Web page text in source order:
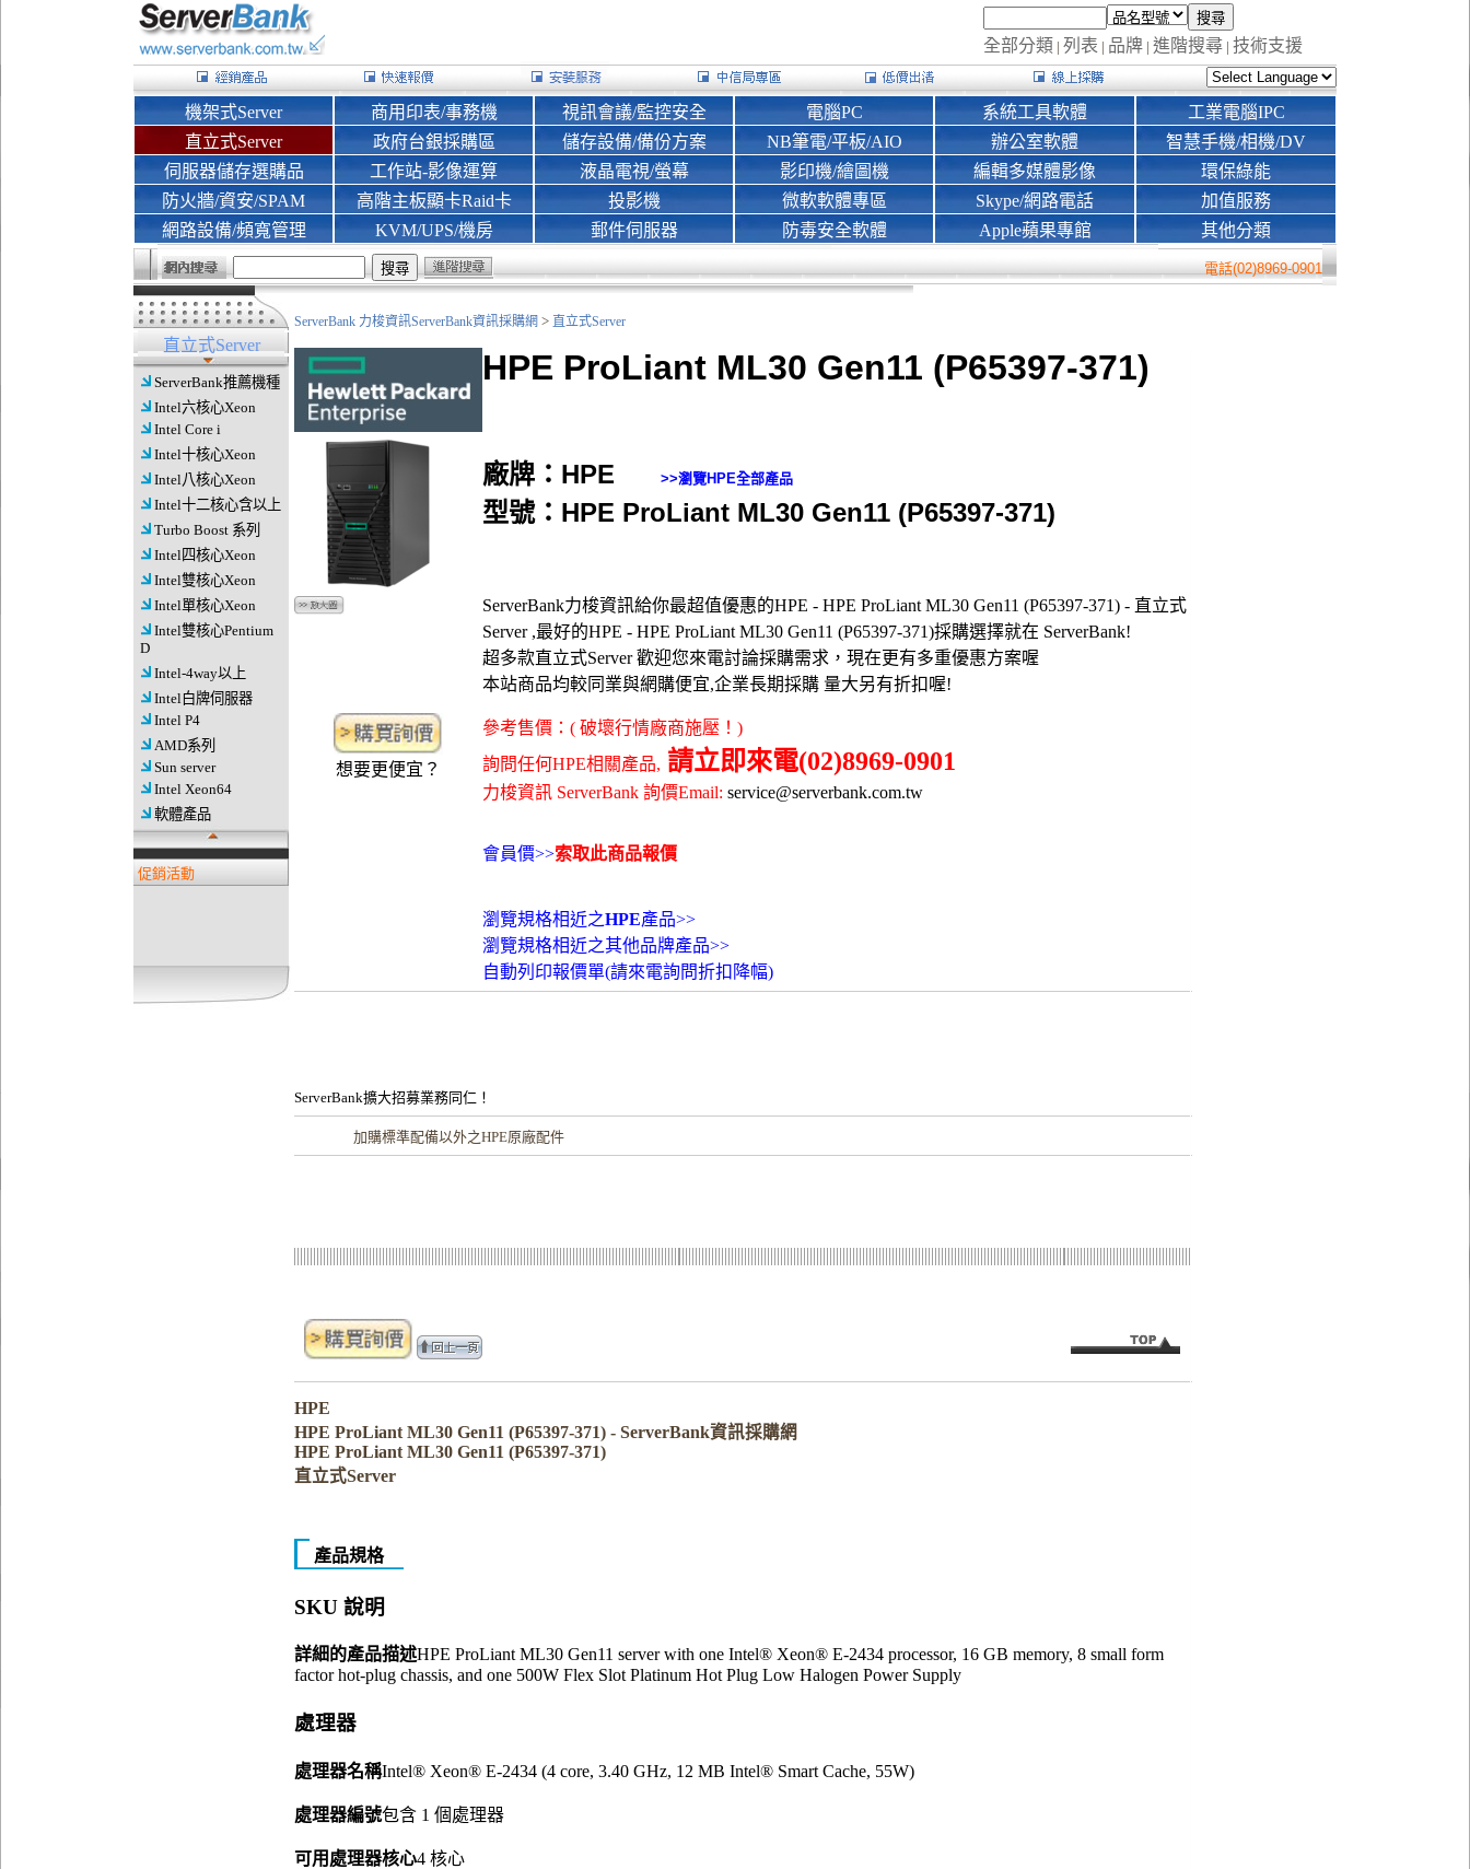
全部分類 | 列表 | 品牌 | 進階搜尋 | 技術支援
機架式Server
直立式Server
伺服器儲存選購品
防火牆/資安/SPAM
網路設備/頻寬管理
商用印表/事務機
政府台銀採購區
工作站-影像運算
高階主板顯卡Raid卡
KVM/UPS/機房
視訊會議/監控安全
儲存設備/備份方案
液晶電視/螢幕
投影機
郵件伺服器
電腦PC
NB筆電/平板/AIO
影印機/繪圖機
微軟軟體專區
防毒安全軟體
系統工具軟體
辦公室軟體
編輯多媒體影像
Skype/網路電話
Apple蘋果專館
工業電腦IPC
智慧手機/相機/DV
環保綠能
加值服務
其他分類
電話(02)8969-0901
直立式Server
ServerBank推薦機種
Intel六核心Xeon
Intel Core i
Intel十核心Xeon
Intel八核心Xeon
Intel十二核心含以上
Turbo Boost 系列
Intel四核心Xeon
Intel雙核心Xeon
Intel單核心Xeon
Intel雙核心Pentium
D
Intel-4way以上
Intel白牌伺服器
Intel P4
AMD系列
Sun server
Intel Xeon64
軟體產品
促銷活動
ServerBank 力梭資訊ServerBank資訊採購網 > 直立式Server
HPE ProLiant ML30 Gen11 (P65397-371)
廠牌：HPE >>瀏覽HPE全部產品
型號：HPE ProLiant ML30 Gen11 (P65397-371)
ServerBank力梭資訊給你最超值優惠的HPE - HPE ProLiant ML30 Gen11 (P65397-371) - 直立式
Server ,最好的HPE - HPE ProLiant ML30 Gen11 (P65397-371)採購選擇就在 ServerBank!
超多款直立式Server 歡迎您來電討論採購需求，現在更有多重優惠方案喔
本站商品均較同業與網購便宜,企業長期採購 量大另有折扣喔!
想要更便宜？
參考售價：( 破壞行情廠商施壓！)
詢問任何HPE相關產品, 請立即來電(02)8969-0901
力梭資訊 ServerBank 詢價Email: service@serverbank.com.tw
會員價>>索取此商品報價
瀏覽規格相近之HPE產品>>
瀏覽規格相近之其他品牌產品>>
自動列印報價單(請來電詢問折扣降幅)
ServerBank擴大招募業務同仁！
加購標準配備以外之HPE原廠配件
HPE
HPE ProLiant ML30 Gen11 (P65397-371) - ServerBank資訊採購網
HPE ProLiant ML30 Gen11 (P65397-371)
直立式Server
產品規格
SKU 說明
詳細的產品描述HPE ProLiant ML30 Gen11 server with one Intel® Xeon® E-2434 processor, 16 GB memory, 8 small form
factor hot-plug chassis, and one 500W Flex Slot Platinum Hot Plug Low Halogen Power Supply
處理器
處理器名稱Intel® Xeon® E-2434 (4 core, 3.40 GHz, 12 MB Intel® Smart Cache, 55W)
處理器編號包含 1 個處理器
可用處理器核心4 核心